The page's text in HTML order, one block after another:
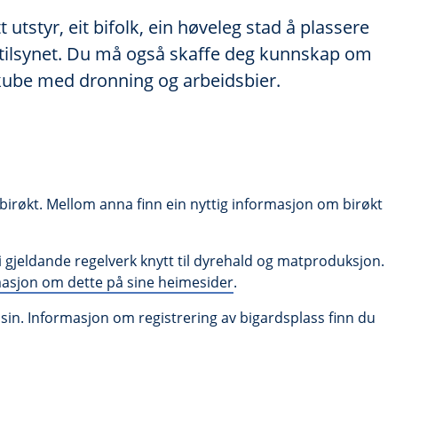
utstyr, eit bifolk, ein høveleg stad å plassere
Du må også skaffe deg kunnskap om
med dronning og arbeidsbier.
Mellom anna finn ein nyttig informasjon om birøkt
regelverk knytt til dyrehald og matproduksjon.
om dette på sine heimesider.
Informasjon om registrering av bigardsplass finn du